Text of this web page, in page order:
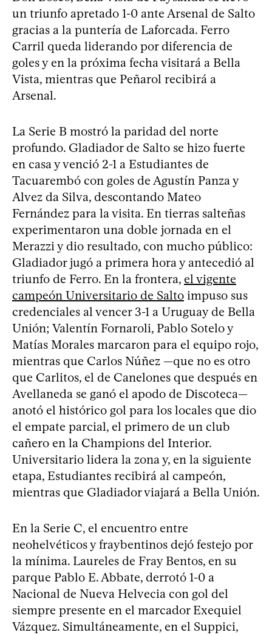
un triunfo apretado 1-0 ante Arsenal de Salto
gracias a la puntería de Laforcada. Ferro
Carril queda liderando por diferencia de
goles y en la próxima fecha visitará a Bella
Vista, mientras que Peñarol recibirá a
Arsenal.
La Serie B mostró la paridad del norte
profundo. Gladiador de Salto se hizo fuerte
en casa y venció 2-1 a Estudiantes de
Tacuarembó con goles de Agustín Panza y
Alvez da Silva, descontando Mateo
Fernández para la visita. En tierras salteñas
experimentaron una doble jornada en el
Merazzi y dio resultado, con mucho público:
Gladiador jugó a primera hora y antecedió al
triunfo de Ferro. En la frontera, el vigente
campeón Universitario de Salto impuso sus
credenciales al vencer 3-1 a Uruguay de Bella
Unión; Valentín Fornaroli, Pablo Sotelo y
Matías Morales marcaron para el equipo rojo,
mientras que Carlos Núñez —que no es otro
que Carlitos, el de Canelones que después en
Avellaneda se ganó el apodo de Discoteca—
anotó el histórico gol para los locales que dio
el empate parcial, el primero de un club
cañero en la Champions del Interior.
Universitario lidera la zona y, en la siguiente
etapa, Estudiantes recibirá al campeón,
mientras que Gladiador viajará a Bella Unión.
En la Serie C, el encuentro entre
neohelvéticos y fraybentinos dejó festejo por
la mínima. Laureles de Fray Bentos, en su
parque Pablo E. Abbate, derrotó 1-0 a
Nacional de Nueva Helvecia con gol del
siempre presente en el marcador Exequiel
Vázquez. Simultáneamente, en el Suppici,